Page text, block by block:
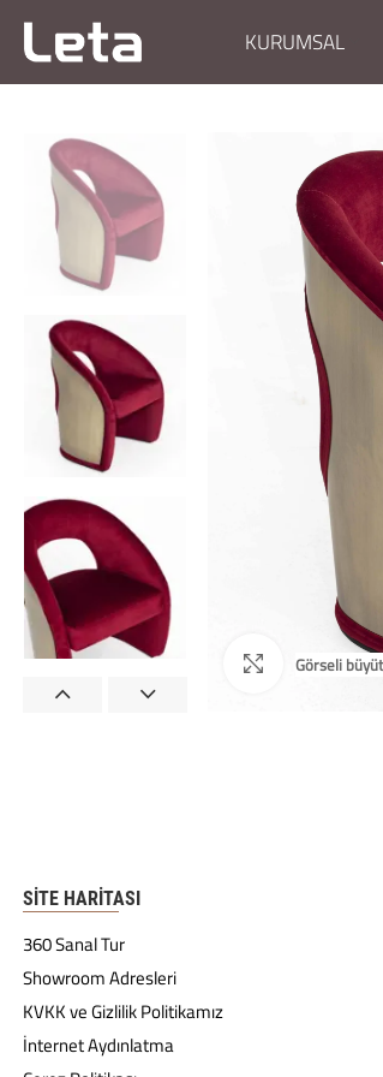
KURUMSAL
SITE HARITASI
360 Sanal Tur
Showroom Adresleri
KVKK ve Gizlilik Politikamız
İnternet Aydınlatma